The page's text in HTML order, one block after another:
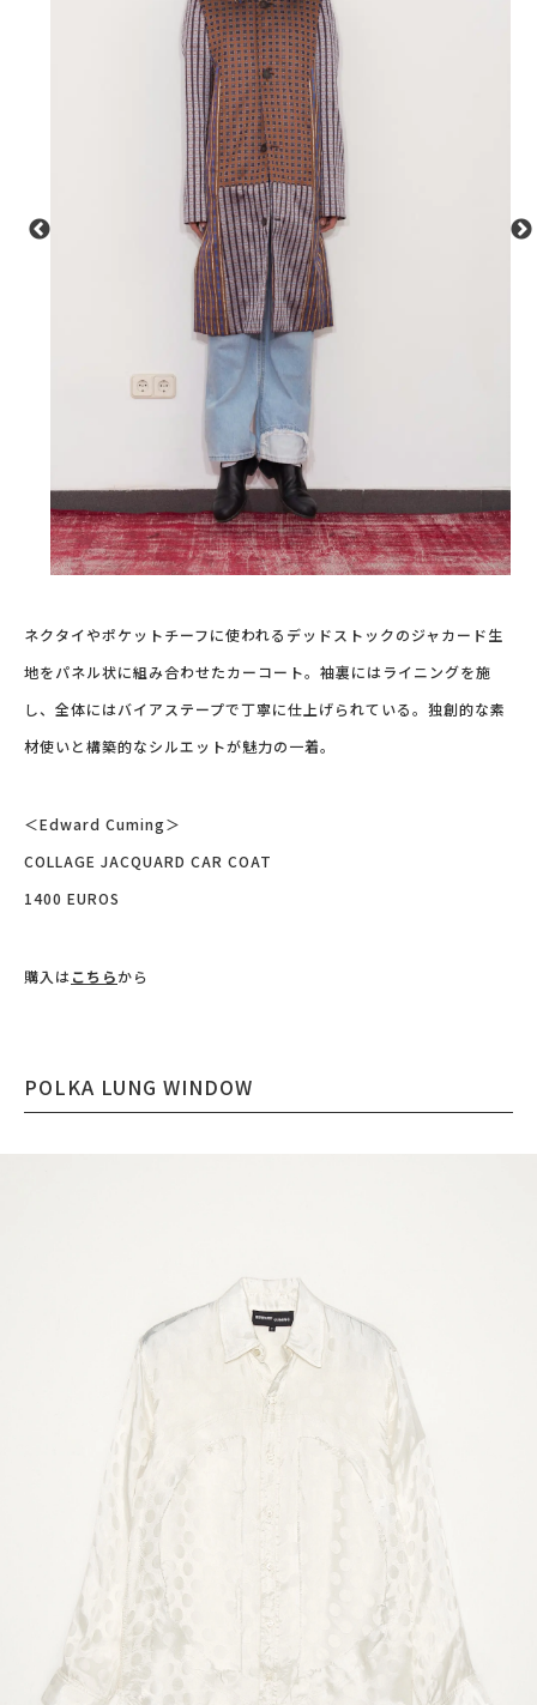
ネクタイやポケットチーフに使われるデッドストックのジャカード生
地をパネル状に組み合わせたカーコート。袖裏にはライニングを施
し、全体にはバイアステープで丁寧に仕上げられている。独創的な素
材使いと構築的なシルエットが魅力の一着。
＜Edward Cuming＞
COLLAGE JACQUARD CAR COAT
1400 EUROS
購入はこちらから
POLKA LUNG WINDOW